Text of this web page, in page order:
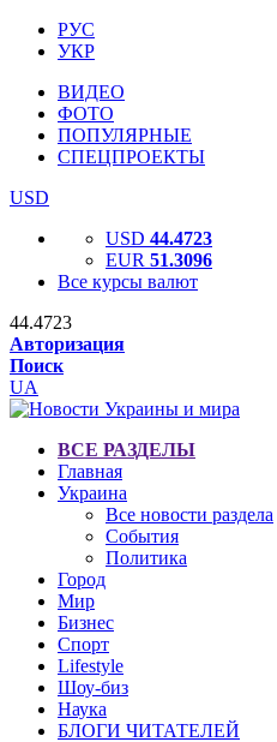
РУС
УКР
ВИДЕО
ФОТО
ПОПУЛЯРНЫЕ
СПЕЦПРОЕКТЫ
USD
USD 44.4723
EUR 51.3096
Все курсы валют
44.4723
Авторизация
Поиск
UA
ВСЕ РАЗДЕЛЫ
Главная
Украина
Все новости раздела
События
Политика
Город
Мир
Бизнес
Спорт
Lifestyle
Шоу-биз
Наука
БЛОГИ ЧИТАТЕЛЕЙ